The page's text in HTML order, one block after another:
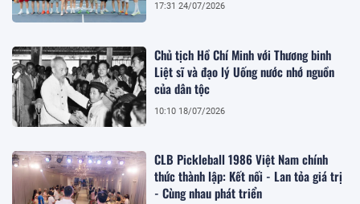
17:31 24/07/2026
Chủ tịch Hồ Chí Minh với Thương binh
Liệt sĩ và đạo lý Uống nước nhớ nguồn
của dân tộc
10:10 18/07/2026
CLB Pickleball 1986 Việt Nam chính
thức thành lập: Kết nối - Lan tỏa giá trị
- Cùng nhau phát triển